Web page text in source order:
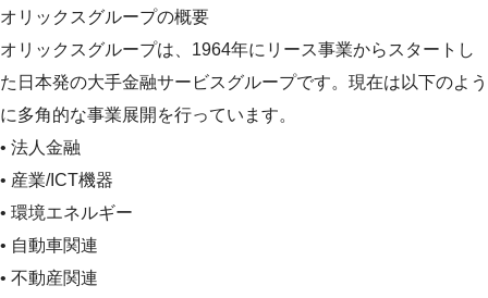
オリックスグループの概要
オリックスグループは、1964年にリース事業からスタートし
た日本発の大手金融サービスグループです。現在は以下のよう
に多角的な事業展開を行っています。
• 法人金融
• 産業/ICT機器
• 環境エネルギー
• 自動車関連
• 不動産関連